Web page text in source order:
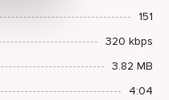
151
320 kbps
3.82 MB
4:04